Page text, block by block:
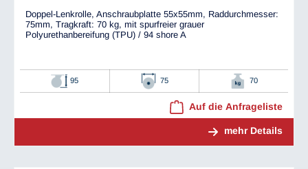
Doppel-Lenkrolle, Anschraubplatte 55x55mm, Raddurchmesser:
75mm, Tragkraft: 70 kg, mit spurfreier grauer
Polyurethanbereifung (TPU) / 94 shore A
95 75 70
Auf die Anfrageliste
mehr Details